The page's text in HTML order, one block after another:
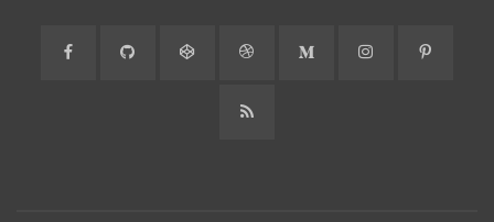
Facebook GitHub CodePen DribbbleMedium Instagram
RSS